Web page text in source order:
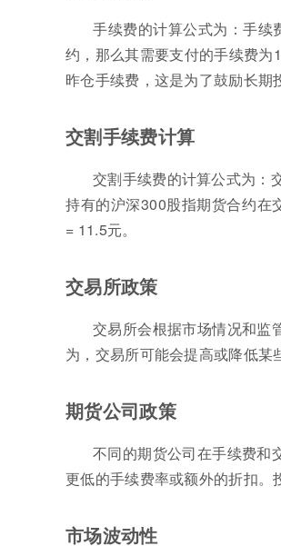
手续费的计算公式为：手续
约，那么其需要支付的手续费
昨仓手续费，这是为了鼓励长期
交割手续费计算
交割手续费的计算公式为：
持有的沪深300股指期货合约在
= 11.5元。
交易所政策
交易所会根据市场情况和监
为，交易所可能会提高或降低某
期货公司政策
不同的期货公司在手续费和
更低的手续费率或额外的折扣。
市场波动性